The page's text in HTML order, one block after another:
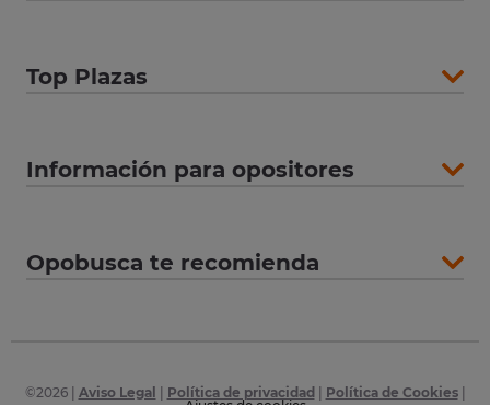
Top Plazas
Información para opositores
Opobusca te recomienda
©2026| Aviso Legal Política de privacidad Política de Cookies|